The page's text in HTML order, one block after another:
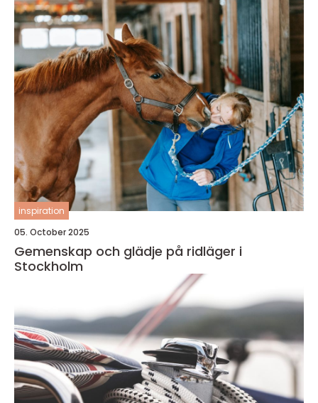
inspiration
05. October 2025
Gemenskap och glädje på ridläger i
Stockholm